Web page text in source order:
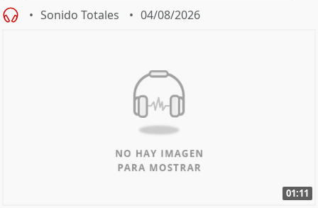
Sonido Totales 04/08/2026
01:11